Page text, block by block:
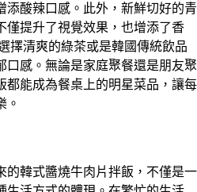
添酸辣口感。此外，新鮮切好的青
僅提升了視覺效果，也增添了香
擇清爽的綠茶或是韓國傳統飲品
口感。無論是家庭聚餐還是朋友聚
都能成為餐桌上的明星菜品，讓每
。
的韓式醬燒牛肉片拌飯，不僅是一